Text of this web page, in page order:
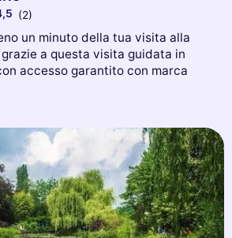
(2)
un minuto della tua visita alla
a questa visita guidata in
accesso garantito con marca